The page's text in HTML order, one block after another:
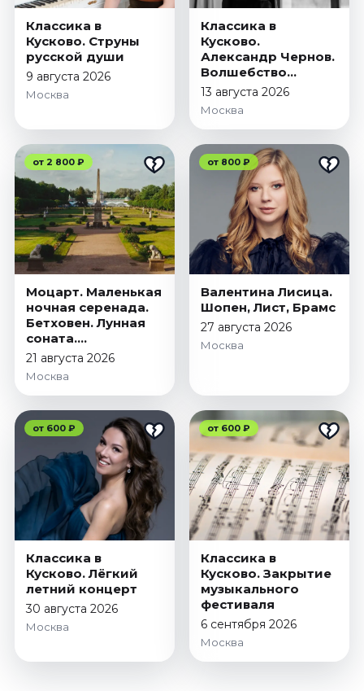
Январь 2027
Стендап
Август 2026
Сентябрь 2026
Ноябрь 2026
Декабрь 2026
Выставки
Август 2026
Сентябрь 2026
Октябрь 2026
Декабрь 2026
Январь 2027
Экскурсии
Сентябрь 2026
Октябрь 2026
Август 2026
Сентябрь 2026
Октябрь 2026
События
Август 2026
Сентябрь 2026
Октябрь 2026
Декабрь 2026
Классика в
Кусково. Струны
русской души
9 августа 2026
Москва
Классика в
Кусково.
Александр Чернов.
Волшебство
скрипки
13 августа 2026
Москва
от 2 800 ₽
Моцарт. Маленькая
ночная серенада.
Бетховен. Лунная
соната.
Чайковский.
Щелкунчик
21 августа 2026
Москва
от 800 ₽
Валентина Лисица.
Шопен, Лист, Брамс
27 августа 2026
Москва
от 600 ₽
Классика в
Кусково. Лёгкий
летний концерт
30 августа 2026
Москва
от 600 ₽
Классика в
Кусково. Закрытие
музыкального
фестиваля
6 сентября 2026
Москва